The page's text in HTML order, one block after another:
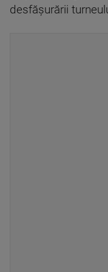
desfășurării